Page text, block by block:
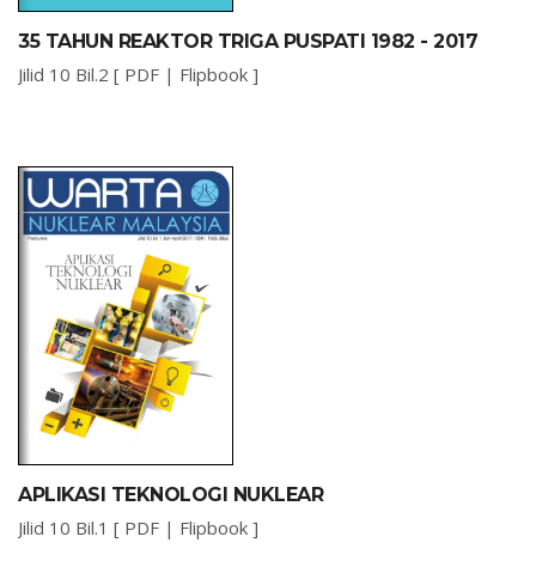
35 TAHUN REAKTOR TRIGA PUSPATI 1982 - 2017
Jilid 10 Bil.2 [ PDF | Flipbook ]
APLIKASI TEKNOLOGI NUKLEAR
Jilid 10 Bil.1 [ PDF | Flipbook ]